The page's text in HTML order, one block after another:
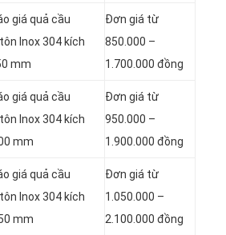
giá quả cầu
Inox 304 kích
mm
Đơn giá từ
850.000 –
1.700.000 đồng
giá quả cầu
Inox 304 kích
mm
Đơn giá từ
950.000 –
1.900.000 đồng
giá quả cầu
Inox 304 kích
mm
Đơn giá từ
1.050.000 –
2.100.000 đồng